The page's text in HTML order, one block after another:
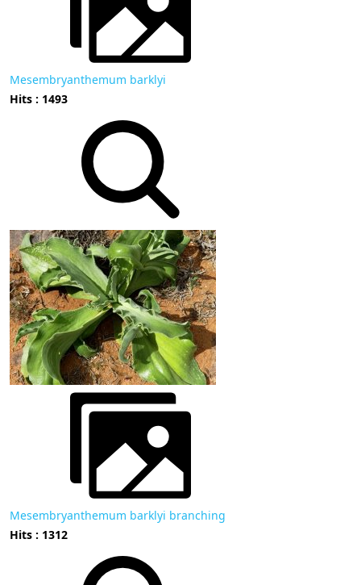
Mesembryanthemum barklyi
Hits : 1493
Mesembryanthemum barklyi branching
Hits : 1312